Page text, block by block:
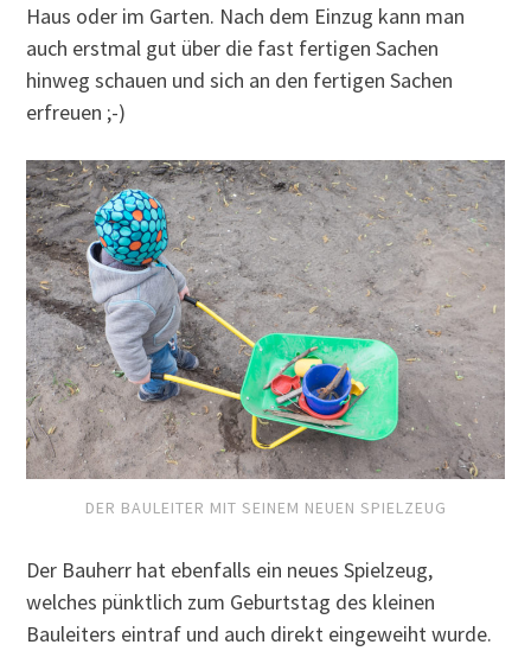
Haus oder im Garten. Nach dem Einzug kann man
auch erstmal gut über die fast fertigen Sachen
hinweg schauen und sich an den fertigen Sachen
erfreuen ;-)
DER BAULEITER MIT SEINEM NEUEN SPIELZEUG
Der Bauherr hat ebenfalls ein neues Spielzeug,
welches pünktlich zum Geburtstag des kleinen
Bauleiters eintraf und auch direkt eingeweiht wurde.